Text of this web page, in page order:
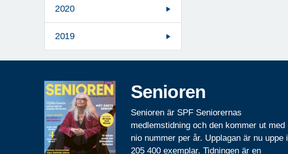
2020
2019
Senioren
Senioren är SPF Seniorernas
medlemstidning och den kommer ut med
nio nummer per år. Upplagan är nu uppe i
205 400 exemplar. Tidningen är en